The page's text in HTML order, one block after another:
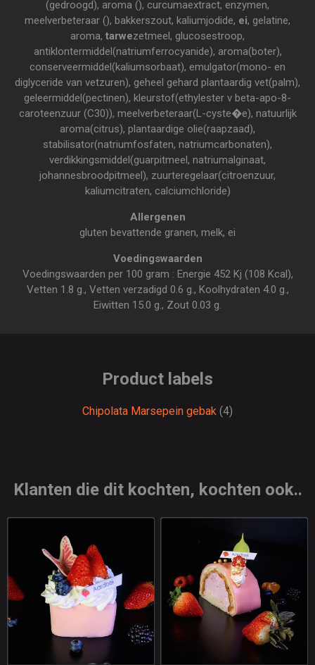
(gedroogd), aroma (), curcumaextract, enzymen,
meelverbeteraar (), bakkerszout, kaliumjodide, ei, gelatine,
aroma, tarwezetmeel, glucosestroop,
antiklontermiddel(natriumferrocyanide), aroma(boter),
conserveermiddel(kaliumsorbaat), emulgator(mono- en
diglyceride van vetzuren), geheel gehard plantaardig vet(palm),
geleermiddel(pectinen), kleurstof(ethylester v beta-apo-8-
caroteenzuur (C30)), meelverbeteraar(L-cyste�e), natuurlijk
aroma(citrus), plantaardige olie(raapzaad),
stabilisator(natriumfosfaten, natriumcarbonaten),
verdikkingsmiddel(guarpitmeel, natriumalginaat,
johannesbroodpitmeel), zuurteregelaar(citroenzuur,
kaliumcitraten, calciumchloride)
Allergenen
gluten bevattende granen, melk, ei
Voedingswaarden
Voedingswaarden per 100 gram : Energie 452 Kj (108 Kcal),
Vetten 1.8 g., Vetten verzadigd 0.6 g., Koolhydraten 4.0 g.,
Eiwitten 15.0 g., Zout 0.03 g.
Product labels
Chipolata Marsepein gebak (4)
Klanten die dit kochten, kochten ook..